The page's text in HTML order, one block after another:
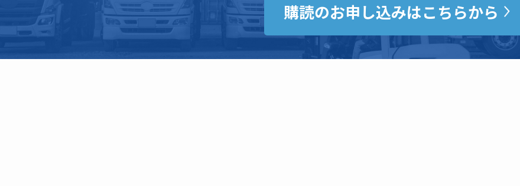
購読のお申し込みはこちらから